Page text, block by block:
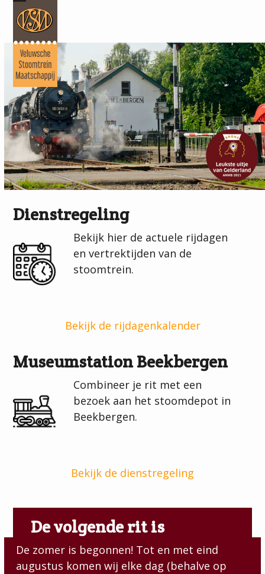
content
Open
mobile
menu
Close
mobile
menu
Dienstregeling
Bekijk hier de actuele rijdagen
en vertrektijden van de
stoomtrein.
Bekijk de rijdagenkalender
Museumstation Beekbergen
Combineer je rit met een
bezoek aan het stoomdepot in
Beekbergen.
Bekijk de dienstregeling
De volgende rit is
De zomer is begonnen! Tot en met eind
augustus komen wij elke dag (behalve op